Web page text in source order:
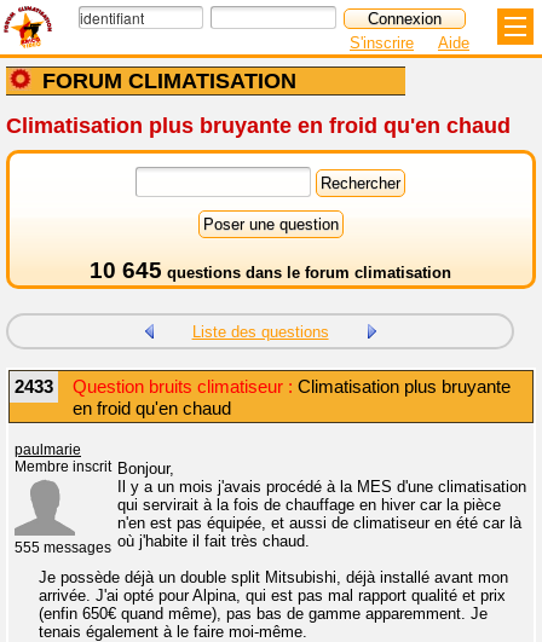
FORUM CLIMATISATION
S'inscrire Aide
Climatisation plus bruyante en froid qu'en chaud
10 645 questions dans le forum climatisation
Liste des questions
2433 Question bruits climatiseur : Climatisation plus bruyante
en froid qu'en chaud
paulmarie
Membre inscrit
555 messages
Bonjour,
Il y a un mois j'avais procédé à la MES d'une climatisation
qui servirait à la fois de chauffage en hiver car la pièce
n'en est pas équipée, et aussi de climatiseur en été car là
où j'habite il fait très chaud.
Je possède déjà un double split Mitsubishi, déjà installé avant mon
arrivée. J'ai opté pour Alpina, qui est pas mal rapport qualité et prix
(enfin 650€ quand même), pas bas de gamme apparemment. Je
tenais également à le faire moi-même.